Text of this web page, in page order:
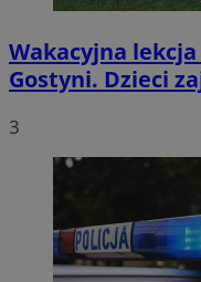
Wakacyjna
Gostyni. Dzieci
3